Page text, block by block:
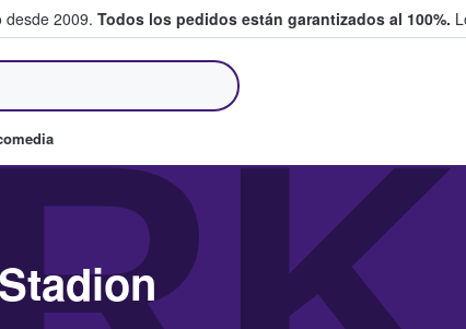
desde 2009. Todos los pedidos están garantizados al 100%.
entre fans